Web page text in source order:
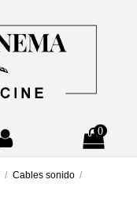
0
Cables sonido